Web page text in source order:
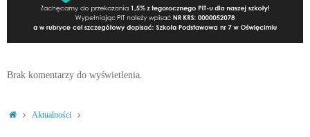
Brak komentarzy do wyświetlenia.
StronaAktualności